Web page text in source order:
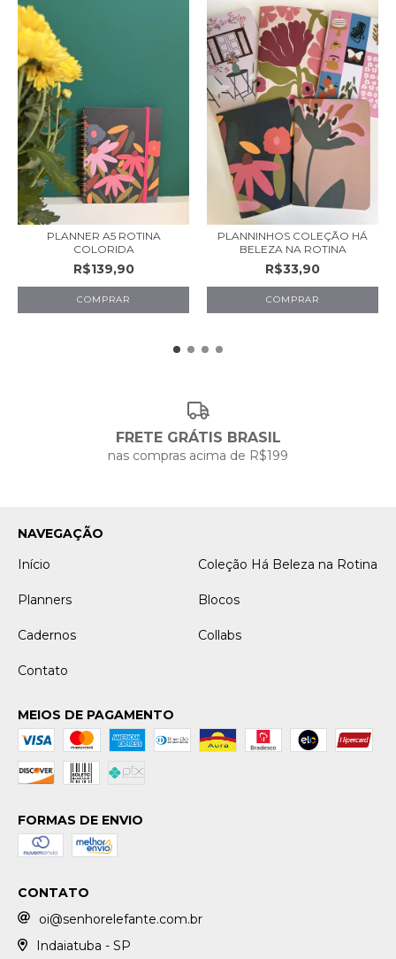
PLANNER A5 ROTINA
COLORIDA
R$139,90
PLANNINHOS COLEÇÃO HÁ
BELEZA NA ROTINA
R$33,90
COMPRAR
FRETE GRÁTIS BRASIL
nas compras acima de R$199
NAVEGAÇÃO
Início
Coleção Há Beleza na Rotina
Planners Blocos
Cadernos Collabs
Contato
MEIOS DE PAGAMENTO
FORMAS DE ENVIO
CONTATO
oi@senhorelefante.com.br
Indaiatuba - SP